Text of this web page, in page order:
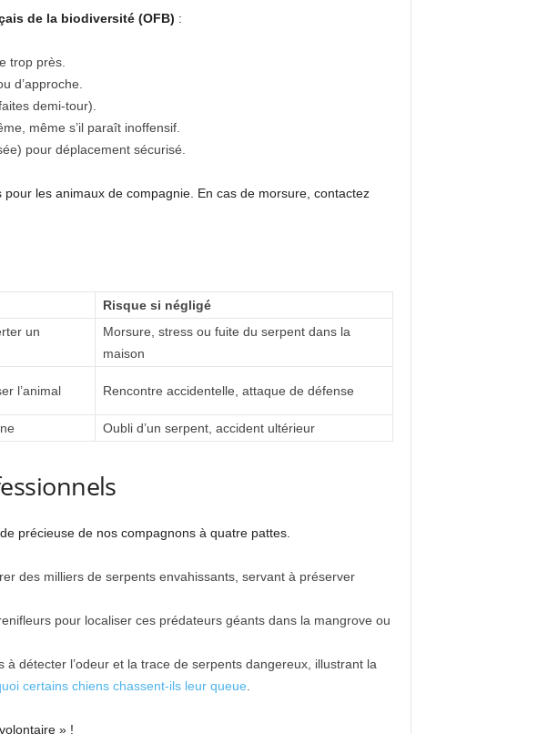
de la biodiversité (OFB) :
trop près.
d’approche.
demi-tour).
même s’il paraît inoffensif.
pour déplacement sécurisé.
les animaux de compagnie. En cas de morsure, contactez
Risque si négligé
un
Morsure, stress ou fuite du serpent dans la
maison
l’animal Rencontre accidentelle, attaque de défense
Oubli d’un serpent, accident ultérieur
précieuse de nos compagnons à quatre pattes.
des milliers de serpents envahissants, servant à préserver
pour localiser ces prédateurs géants dans la mangrove ou
détecter l’odeur et la trace de serpents dangereux, illustrant la
certains chiens chassent-ils leur queue
» !